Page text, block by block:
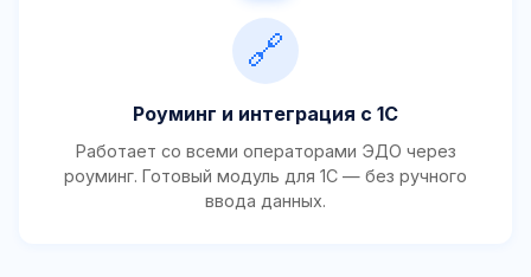
🔗
Роуминг и интеграция с 1С
Работает со всеми операторами ЭДО через
роуминг. Готовый модуль для 1С — без ручного
ввода данных.